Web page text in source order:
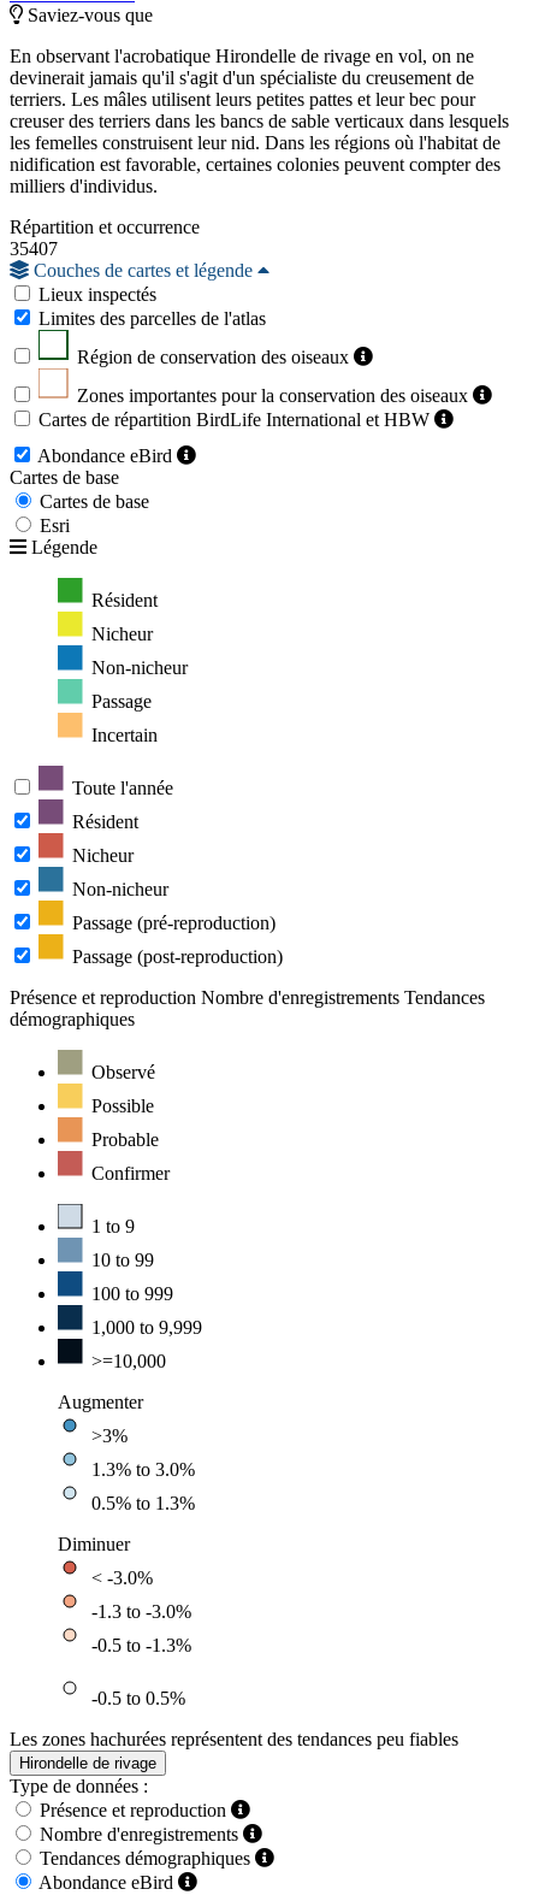
Saviez-vous que
En observant l'acrobatique Hirondelle de rivage en vol, on ne
devinerait jamais qu'il s'agit d'un spécialiste du creusement de
terriers. Les mâles utilisent leurs petites pattes et leur bec pour
creuser des terriers dans les bancs de sable verticaux dans lesquels
les femelles construisent leur nid. Dans les régions où l'habitat de
nidification est favorable, certaines colonies peuvent compter des
milliers d'individus.
Répartition et occurrence
35407
Couches de cartes et légende
Lieux inspectés
Limites des parcelles de l'atlas
Région de conservation des oiseaux
Zones importantes pour la conservation des oiseaux
Cartes de répartition BirdLife International et HBW
Abondance eBird
Cartes de base
Cartes de base
Esri
Légende
Résident
Nicheur
Non-nicheur
Passage
Incertain
Toute l'année
Résident
Nicheur
Non-nicheur
Passage (pré-reproduction)
Passage (post-reproduction)
Présence et reproduction Nombre d'enregistrements Tendances
démographiques
Observé
Possible
Probable
Confirmer
1 to 9
10 to 99
100 to 999
1,000 to 9,999
>=10,000
Augmenter
>3%
1.3% to 3.0%
0.5% to 1.3%
Diminuer
< -3.0%
-1.3 to -3.0%
-0.5 to -1.3%
-0.5 to 0.5%
Les zones hachurées représentent des tendances peu fiables
Hirondelle de rivage
Type de données :
Présence et reproduction
Nombre d'enregistrements
Tendances démographiques
Abondance eBird